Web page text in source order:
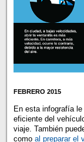
FEBRERO 2015
En esta infografía
eficiente del
viaje. También
como al preparar el